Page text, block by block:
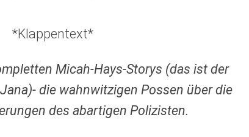
*Klappentext*
Micah-Hays-Storys (das ist der
die wahnwitzigen Possen über die
des abartigen Polizisten.